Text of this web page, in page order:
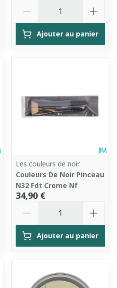
Ajouter au panier
Les couleurs de noir
Couleurs De Noir Pinceau
N32 Fdt Creme Nf
34,90 €
Ajouter au panier